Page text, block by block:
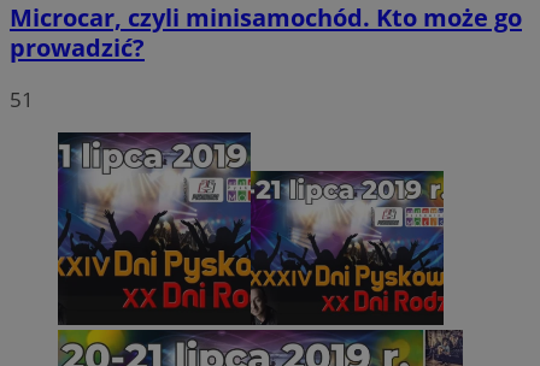
Microcar, czyli minisamochód. Kto może go
prowadzić?
51